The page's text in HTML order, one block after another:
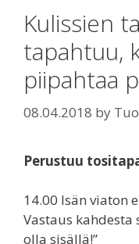
Kulissien
tapahtuu,
piipahtaa
08.04.2018 by
Perustuu
14.00 Isän viaton
Vastaus kahdesta
olla sisällä!”